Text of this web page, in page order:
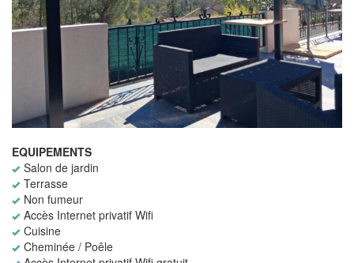
EQUIPEMENTS
Salon de jardin
Terrasse
Non fumeur
Accès Internet privatif Wifi
Cuisine
Cheminée / Poêle